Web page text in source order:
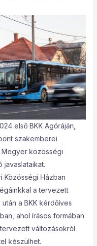
első BKK Agóráján,
szakemberei
Megyer közösségi
Közösségi Házban
a tervezett
a BKK kérdőíves
ahol írásos formában
változásokról.
készülhet.